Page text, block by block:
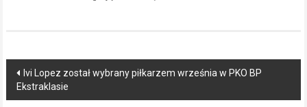
Post
navigation
Ivi Lopez został wybrany piłkarzem września w PKO BP
Ekstraklasie